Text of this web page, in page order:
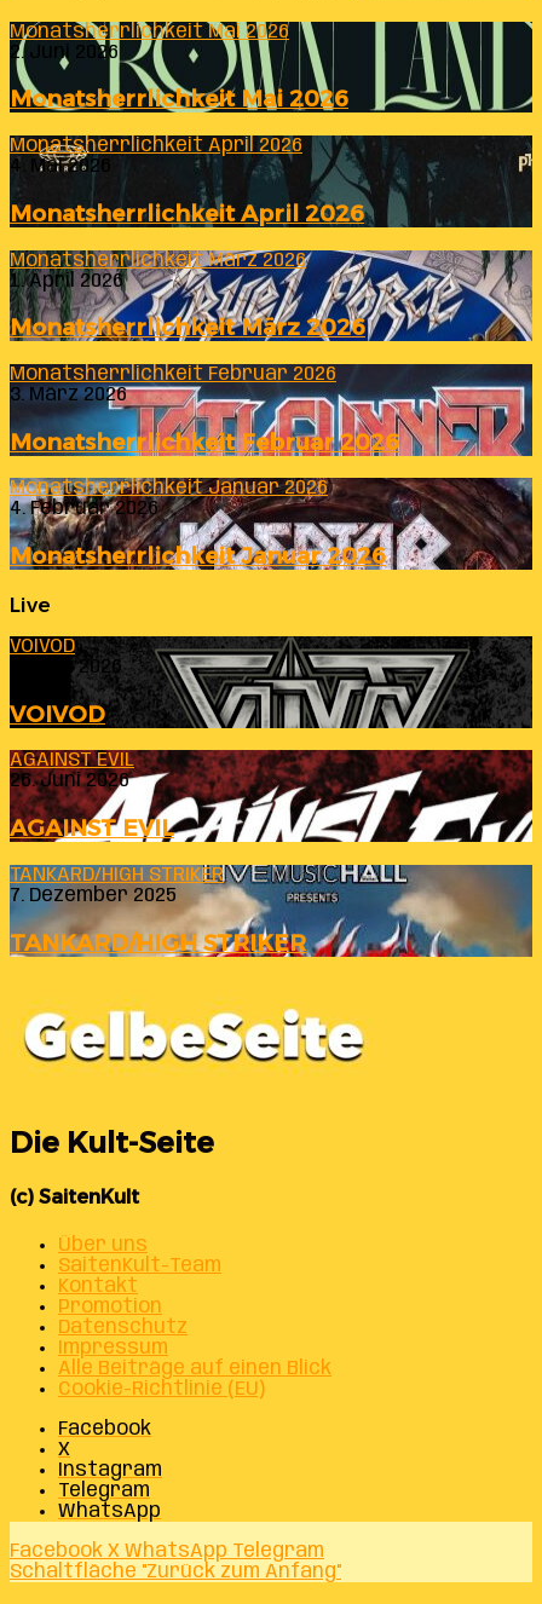
Monatsherrlichkeit Mai 2026
2. Juni 2026
Monatsherrlichkeit Mai 2026
Monatsherrlichkeit April 2026
4. Mai 2026
Monatsherrlichkeit April 2026
Monatsherrlichkeit März 2026
1. April 2026
Monatsherrlichkeit März 2026
Monatsherrlichkeit Februar 2026
3. März 2026
Monatsherrlichkeit Februar 2026
Monatsherrlichkeit Januar 2026
4. Februar 2026
Monatsherrlichkeit Januar 2026
Live
VOIVOD
23. Juli 2026
VOIVOD
AGAINST EVIL
26. Juni 2026
AGAINST EVIL
TANKARD/HIGH STRIKER
7. Dezember 2025
TANKARD/HIGH STRIKER
Die Kult-Seite
(c) SaitenKult
Über uns
SaitenKult-Team
Kontakt
Promotion
Datenschutz
Impressum
Alle Beiträge auf einen Blick
Cookie-Richtlinie (EU)
Facebook
X
Instagram
Telegram
WhatsApp
Facebook X WhatsApp Telegram
Schaltfläche "Zurück zum Anfang"